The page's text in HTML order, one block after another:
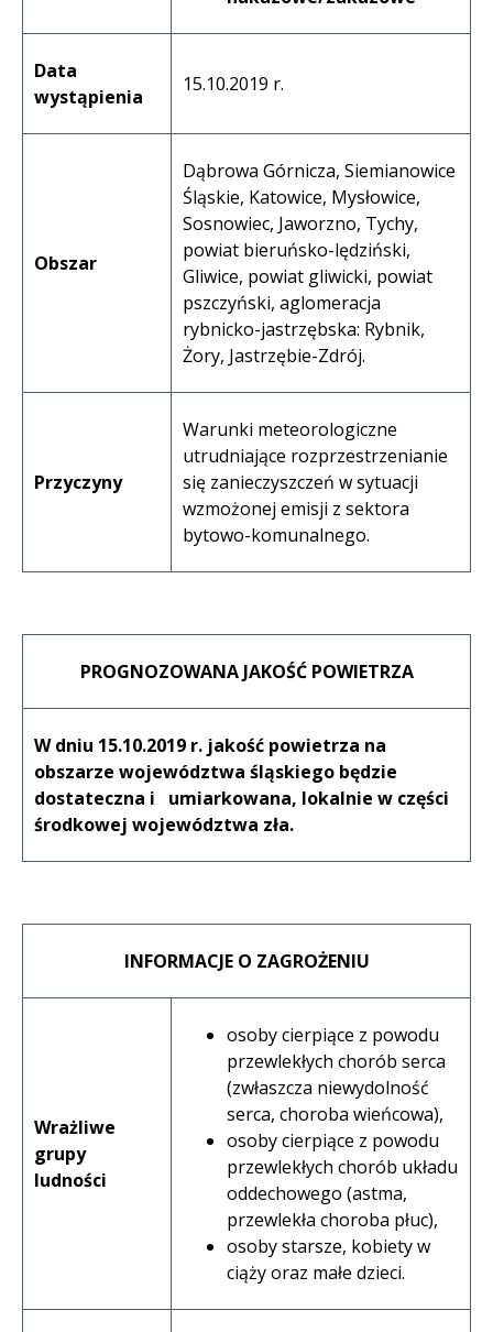
Data
wystąpienia
15.10.2019 r.
Obszar
Dąbrowa Górnicza, Siemianowice
Śląskie, Katowice, Mysłowice,
Sosnowiec, Jaworzno, Tychy,
powiat bieruńsko-lędziński,
Gliwice, powiat gliwicki, powiat
pszczyński, aglomeracja
rybnicko-jastrzębska: Rybnik,
Żory, Jastrzębie-Zdrój.
Przyczyny
Warunki meteorologiczne
utrudniające rozprzestrzenianie
się zanieczyszczeń w sytuacji
wzmożonej emisji z sektora
bytowo-komunalnego.
PROGNOZOWANA JAKOŚĆ POWIETRZA
W dniu 15.10.2019 r. jakość powietrza na
obszarze województwa śląskiego będzie
dostateczna i umiarkowana, lokalnie w części
środkowej województwa zła.
INFORMACJE O ZAGROŻENIU
Wrażliwe
grupy
ludności
osoby cierpiące z powodu
przewlekłych chorób serca
(zwłaszcza niewydolność
serca, choroba wieńcowa),
osoby cierpiące z powodu
przewlekłych chorób układu
oddechowego (astma,
przewlekła choroba płuc),
osoby starsze, kobiety w
ciąży oraz małe dzieci.